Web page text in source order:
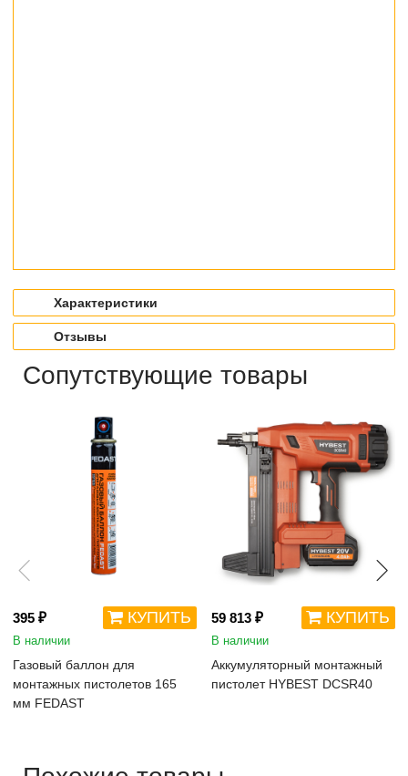
Характеристики
Отзывы
Сопутствующие товары
395 ₽ КУПИТЬ
В наличии
Газовый баллон для
монтажных пистолетов 165
мм FEDAST
59 813 ₽ КУПИТЬ
В наличии
Аккумуляторный монтажный
пистолет HYBEST DCSR40